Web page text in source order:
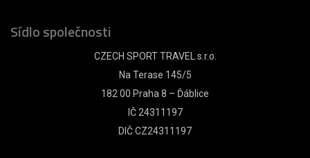
Sídlo společnosti
CZECH SPORT TRAVEL s.r.o.
Na Terase 145/5
182 00 Praha 8 – Ďáblice
IČ 24311197
DIČ CZ24311197